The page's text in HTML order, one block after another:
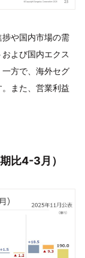
や国内市場の需
よび国内エクス
方で、海外セグ
また、営業利益
比4-3月）